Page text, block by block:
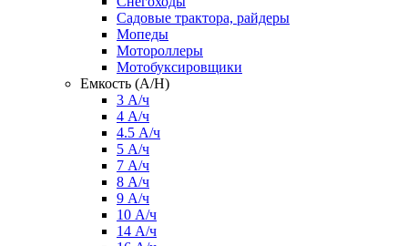
Садовые трактора, райдеры
Мопеды
Мотороллеры
Мотобуксировщики
Емкость (A/H)
3 А/ч
4 А/ч
4.5 А/ч
5 А/ч
7 А/ч
8 А/ч
9 А/ч
10 А/ч
14 А/ч